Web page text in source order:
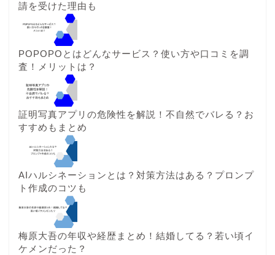
請を受けた理由も
POPOPOとはどんなサービス？使い方や口コミを調
査！メリットは？
証明写真アプリの危険性を解説！不自然でバレる？お
すすめもまとめ
AIハルシネーションとは？対策方法はある？プロンプ
ト作成のコツも
梅原大吾の年収や経歴まとめ！結婚してる？若い頃イ
ケメンだった？